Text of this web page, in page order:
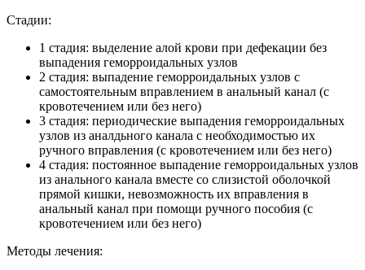
Стадии:
1 стадия: выделение алой крови при дефекации без
выпадения геморроидальных узлов
2 стадия: выпадение геморроидальных узлов с
самостоятельным вправлением в анальный канал (с
кровотечением или без него)
3 стадия: периодические выпадения геморроидальных
узлов из аналдьного канала с необходимостью их
ручного вправления (с кровотечением или без него)
4 стадия: постоянное выпадение геморроидальных узлов
из анального канала вместе со слизистой оболочкой
прямой кишки, невозможность их вправления в
анальный канал при помощи ручного пособия (с
кровотечением или без него)
Методы лечения: